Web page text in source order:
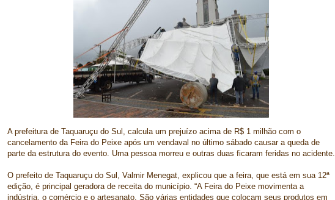
A prefeitura de Taquaruçu do Sul, calcula um prejuízo acima de R$ 1 milhão com o
cancelamento da Feira do Peixe após um vendaval no último sábado causar a queda de
parte da estrutura do evento. Uma pessoa morreu e outras duas ficaram feridas no acidente.
O prefeito de Taquaruçu do Sul, Valmir Menegat, explicou que a feira, que está em sua 12ª
edição, é principal geradora de receita do município. “A Feira do Peixe movimenta a
indústria, o comércio e o artesanato. São várias entidades que colocam seus produtos em